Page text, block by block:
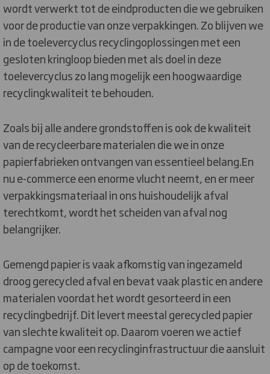
wordt verwerkt tot de eindproducten die we gebruiken
voor de productie van onze verpakkingen. Zo blijven we
in de toelevercyclus recyclingoplossingen met een
gesloten kringloop bieden met als doel in deze
toelevercyclus zo lang mogelijk een hoogwaardige
recyclingkwaliteit te behouden.
Zoals bij alle andere grondstoffen is ook de kwaliteit
van de recycleerbare materialen die we in onze
papierfabrieken ontvangen van essentieel belang.En
nu e-commerce een enorme vlucht neemt, en er meer
verpakkingsmateriaal in ons huishoudelijk afval
terechtkomt, wordt het scheiden van afval nog
belangrijker.
Gemengd papier is vaak afkomstig van ingezameld
droog gerecycled afval en bevat vaak plastic en andere
materialen voordat het wordt gesorteerd in een
recyclingbedrijf. Dit levert meestal gerecycled papier
van slechte kwaliteit op. Daarom voeren we actief
campagne voor een recyclinginfrastructuur die aansluit
op de toekomst.